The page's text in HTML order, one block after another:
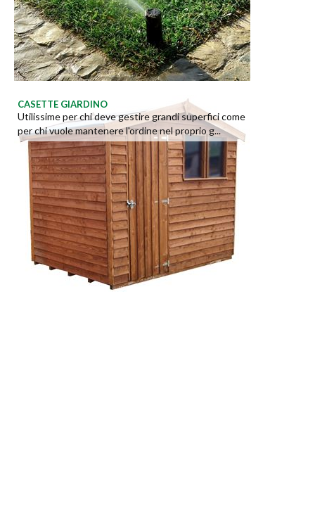
CASETTE GIARDINO
Utilissime per chi deve gestire grandi superfici come
per chi vuole mantenere l'ordine nel proprio g...